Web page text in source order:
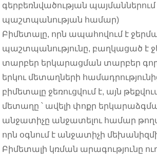
գերբեռնվածության պայմաններում
պաշտպանության համար)
Բիմետալը, որն ապահովում է
պաշտպանությունը, բաղկացած է
տարբեր երկարացման տարբեր
երկու մետաղների
բիմետալը ջեռուցվում է, այն
մետաղը ՝ ավելի փոքր
անջատիչը անջատելու համար
որն օգնում է անջատիչի
Բիմետալի կռման արագությունը